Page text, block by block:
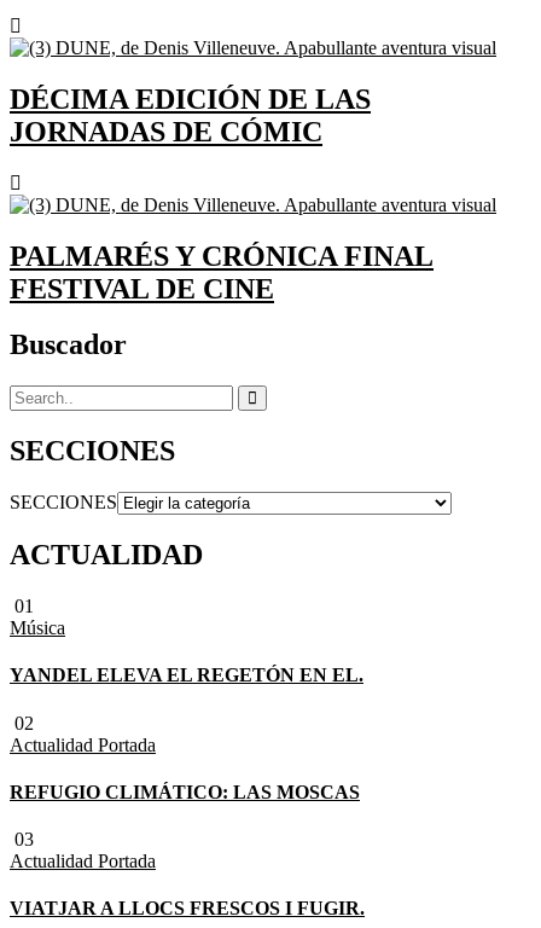
DÉCIMA EDICIÓN DE LAS
JORNADAS DE CÓMIC
PALMARÉS Y CRÓNICA FINAL
FESTIVAL DE CINE
Buscador
SECCIONES
SECCIONES
ACTUALIDAD
01
Música
YANDEL ELEVA EL REGETÓN EN EL.
02
Actualidad Portada
REFUGIO CLIMÁTICO: LAS MOSCAS
03
Actualidad Portada
VIATJAR A LLOCS FRESCOS I FUGIR.